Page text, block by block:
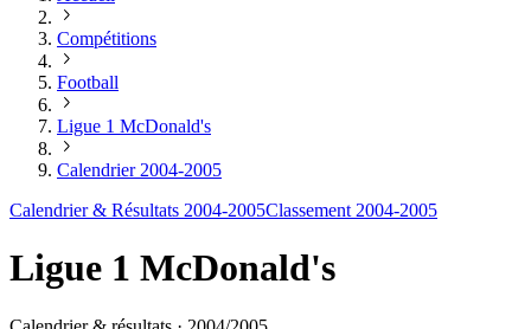
Compétitions
Football
Ligue 1 McDonald's
Calendrier 2004-2005
Calendrier & Résultats 2004-2005Classement 2004-2005
Ligue 1 McDonald's